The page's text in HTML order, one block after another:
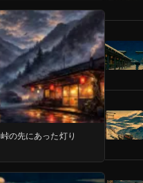
峠の先にあった灯り